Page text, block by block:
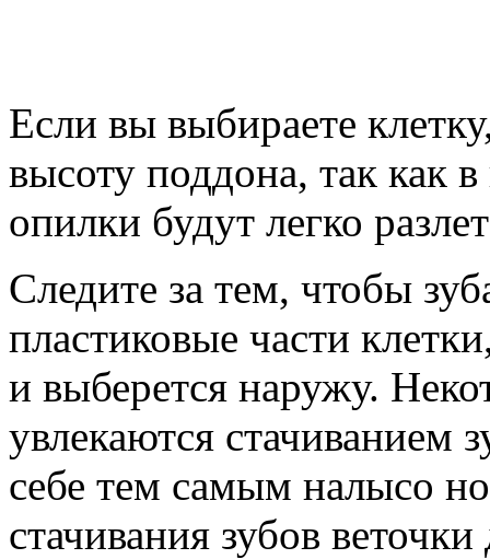
Если вы выбираете
высоту поддона, так как
опилки будут легко
Следите за тем, чтобы
пластиковые части
и выберется наружу.
увлекаются стачиванием
себе тем самым налысо
стачивания зубов